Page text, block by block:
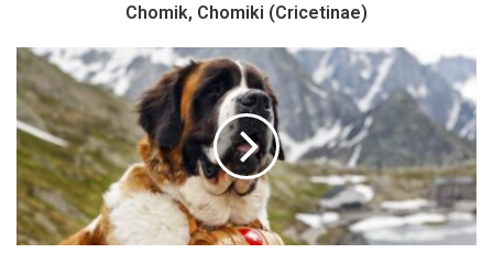
Chomik, Chomiki (Cricetinae)